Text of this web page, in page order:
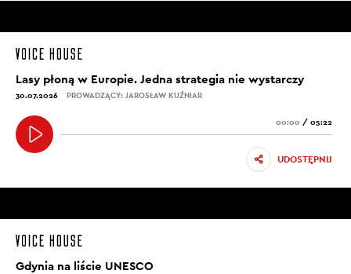
Lasy płoną w Europie. Jedna strategia nie wystarczy
30.07.2026 PROWADZĄCY: JAROSŁAW KUŹNIAR
00:00 / 05:22
UDOSTĘPNIJ
Gdynia na liście UNESCO